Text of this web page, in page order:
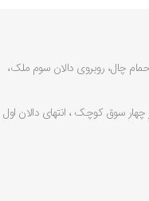
مانتو، پیراهن، شومیز، سارافون، بلوز،
چروک پذیری و آبرفت: ندارد
حمام چال، روبروی دالان سوم ملک،
چهار سوق کوچک ، انتهای دالان اول